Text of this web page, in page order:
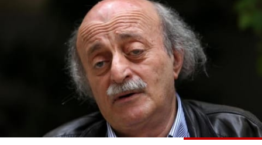
رياضة
جدول البرامج
شاهد البرامج
الترددات